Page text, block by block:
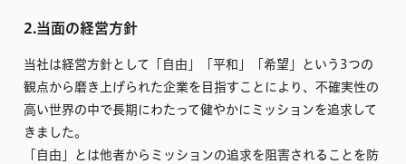
2.当面の経営方針
当社は経営方針として「自由」「平和」「希望」という3つの
観点から磨き上げられた企業を目指すことにより、不確実性の
高い世界の中で長期にわたって健やかにミッションを追求して
きました。
「自由」とは他者からミッションの追求を阻害されることを防